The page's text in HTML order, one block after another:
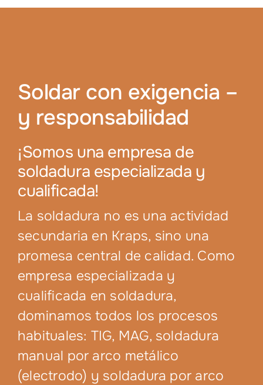
Soldar con exigencia –
y responsabilidad
¡Somos una empresa de
soldadura especializada y
cualificada!
La soldadura no es una actividad
secundaria en Kraps, sino una
promesa central de calidad. Como
empresa especializada y
cualificada en soldadura,
dominamos todos los procesos
habituales: TIG, MAG, soldadura
manual por arco metálico
(electrodo) y soldadura por arco